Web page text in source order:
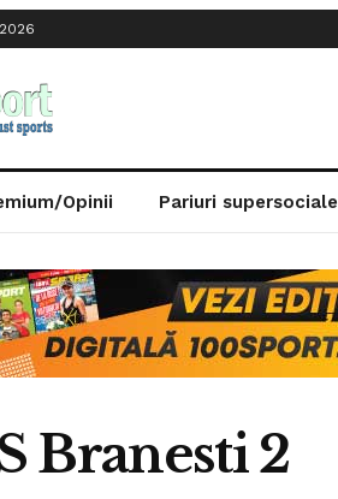
Opinii Pariuri supersociale
Branesti 2